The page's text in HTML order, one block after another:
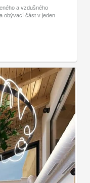
a vzdušného
obývací část v jeden